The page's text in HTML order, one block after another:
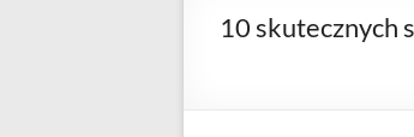
drzwiowe
10 skutecznych